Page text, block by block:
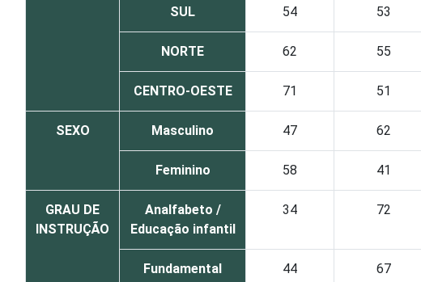
SUL 54 53
NORTE 62 55
CENTRO-OESTE 71 51
SEXO Masculino 47 62
Feminino 58 41
GRAU DE
INSTRUÇÃO
Analfabeto /
Educação infantil
34 72
Fundamental 44 67